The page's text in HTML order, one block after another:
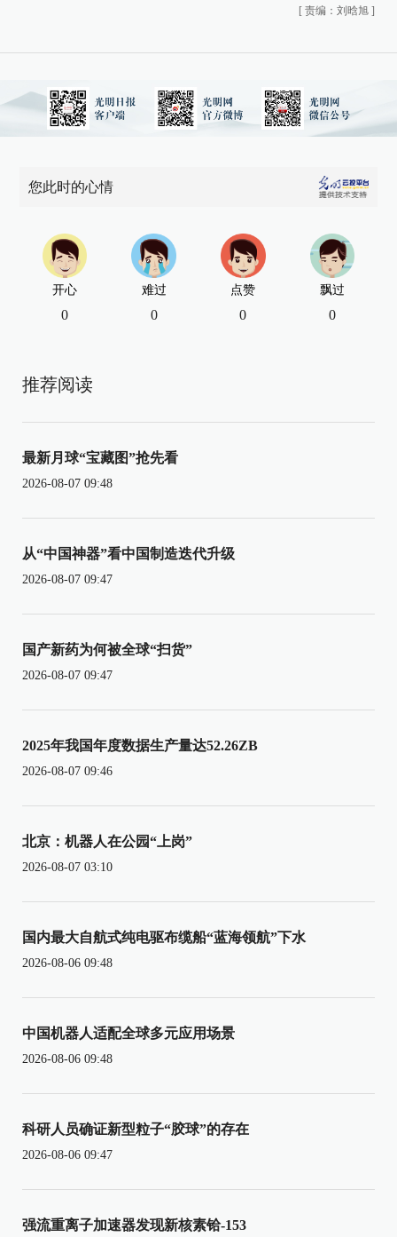
[ 责编：刘晗旭 ]
您此时的心情
开心
0
难过
0
点赞
0
飘过
0
推荐阅读
最新月球“宝藏图”抢先看
2026-08-07 09:48
从“中国神器”看中国制造迭代升级
2026-08-07 09:47
国产新药为何被全球“扫货”
2026-08-07 09:47
2025年我国年度数据生产量达52.26ZB
2026-08-07 09:46
北京：机器人在公园“上岗”
2026-08-07 03:10
国内最大自航式纯电驱布缆船“蓝海领航”下水
2026-08-06 09:48
中国机器人适配全球多元应用场景
2026-08-06 09:48
科研人员确证新型粒子“胶球”的存在
2026-08-06 09:47
强流重离子加速器发现新核素铪-153